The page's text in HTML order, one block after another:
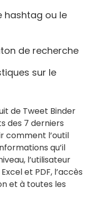
hashtag ou le
de recherche
sur le
de Tweet Binder
des 7 derniers
comment l’outil
qu’il
l’utilisateur
et PDF, l’accès
et à toutes les